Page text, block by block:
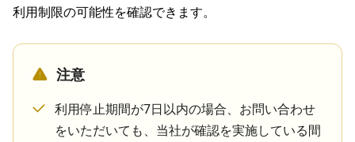
利用制限の可能性を確認できます。
注意
利用停止期間が7日以内の場合、お問い合わせ
をいただいても、当社が確認を実施している間